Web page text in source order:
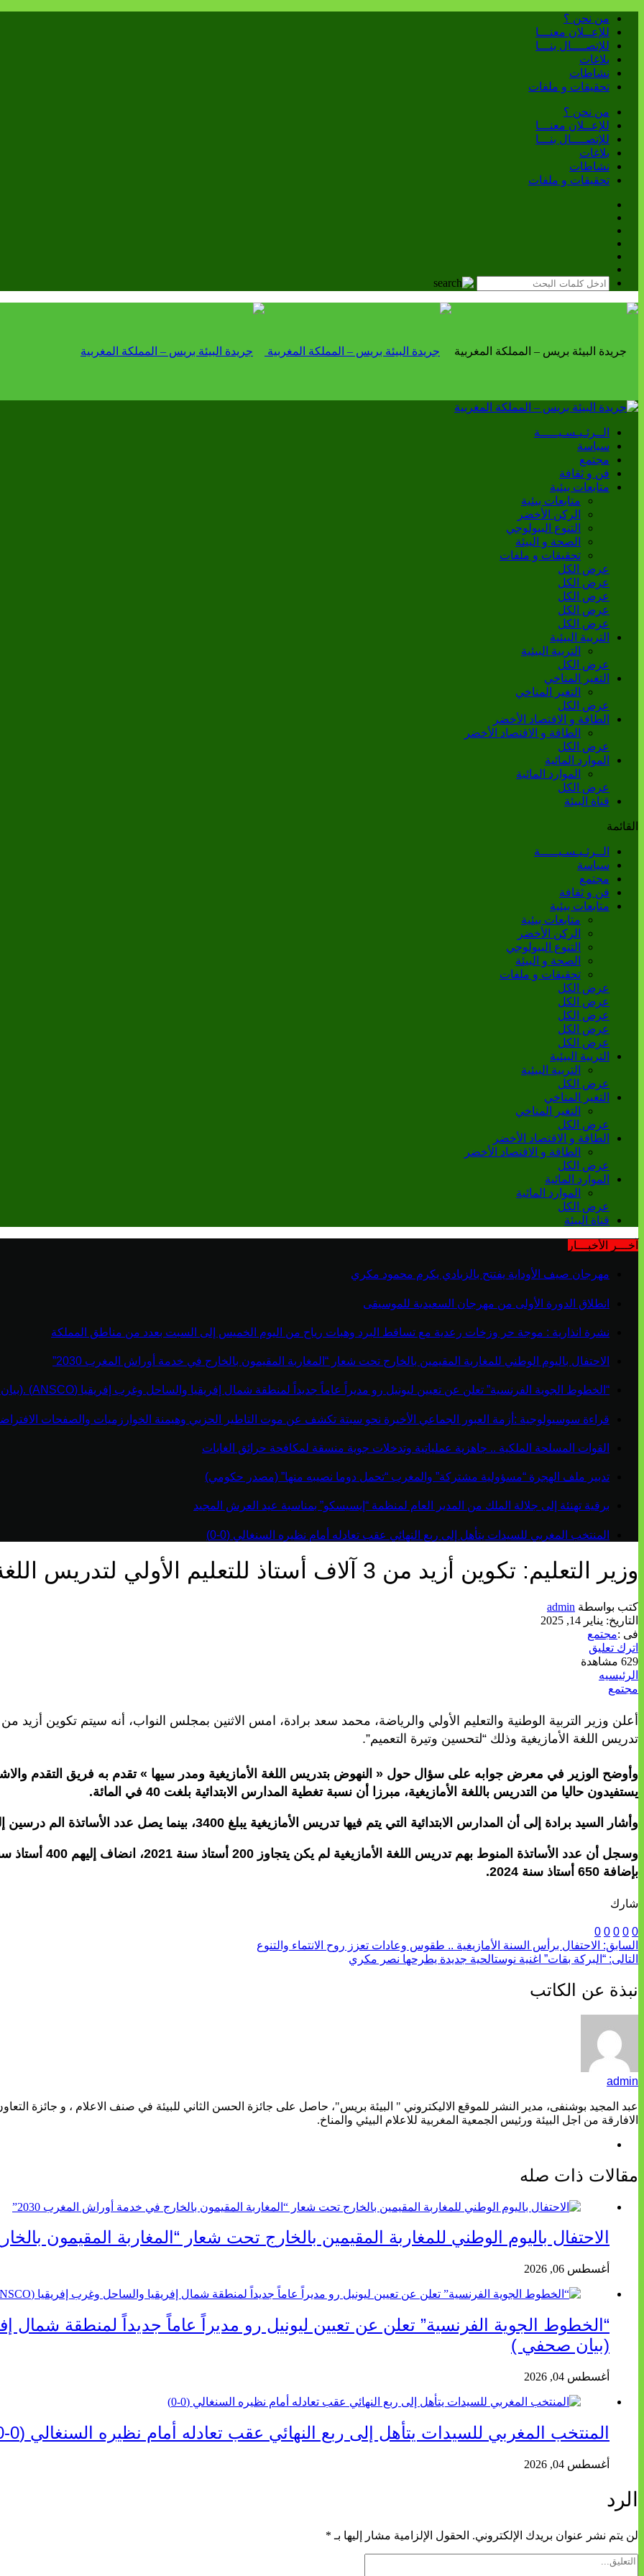
من نحن ؟
للإعــلان معنـــا
للإتصــــال بنـــا
بلاغات
نشاطات
تحقيقات و ملفات
من نحن ؟
للإعــلان معنـــا
للإتصــــال بنـــا
بلاغات
نشاطات
تحقيقات و ملفات
الــرئـيـسـيـــــة
سياسة
مجتمع
فن و ثقافة
متابعات بيئية
متابعات بيئية
الركن الأخضر
التنوع البيولوجي
الصحة و البيئة
تحقيقات و ملفات
عرض الكل
عرض الكل
عرض الكل
عرض الكل
عرض الكل
التربية البيئية
التربية البيئية
عرض الكل
التغير المناخي
التغير المناخي
عرض الكل
الطاقة و الاقتصاد الأخضر
الطاقة و الاقتصاد الأخضر
عرض الكل
الموارد المائية
الموارد المائية
عرض الكل
قناة البيئة
القائمة
الــرئـيـسـيـــــة
سياسة
مجتمع
فن و ثقافة
متابعات بيئية
متابعات بيئية
الركن الأخضر
التنوع البيولوجي
الصحة و البيئة
تحقيقات و ملفات
عرض الكل
عرض الكل
عرض الكل
عرض الكل
عرض الكل
التربية البيئية
التربية البيئية
عرض الكل
التغير المناخي
التغير المناخي
عرض الكل
الطاقة و الاقتصاد الأخضر
الطاقة و الاقتصاد الأخضر
عرض الكل
الموارد المائية
الموارد المائية
عرض الكل
قناة البيئة
آخـــر الأخبـــار
مهرجان صيف الأوداية يفتتح بالزبادي يكرم محمود مكري
انطلاق الدورة الأولى من مهرجان السعيدية للموسيقى
نشرة انذارية : موجة حر وزخات رعدية مع تساقط البرد وهبات رياح من اليوم الخميس إلى السبت بعدد من مناطق المملكة
الاحتفال باليوم الوطني للمغاربة المقيمين بالخارج تحت شعار “المغاربة المقيمون بالخارج في خدمة أوراش المغرب 2030”
“الخطوط الجوية الفرنسية” تعلن عن تعيين ليونيل رو مديراً عاماً جديداً لمنطقة شمال إفريقيا والساحل وغرب إفريقيا (ANSCO) .(بيان صحفي )
قراءة سوسيولوجية :أزمة العبور الجماعي الأخيرة نحو سبتة تكشف عن موت التاطير الحزبي وهيمنة الخوارزميات والصفحات
القوات المسلحة الملكية .. جاهزية عملياتية وتدخلات جوية منسقة لمكافحة حرائق الغابات
تدبير ملف الهجرة “مسؤولية مشتركة” والمغرب “تحمل دوما نصيبه منها” (مصدر حكومي)
برقية تهنئة إلى جلالة الملك من المدير العام لمنظمة “إيسيسكو” بمناسبة عيد العرش المجيد
المنتخب المغربي للسيدات يتأهل إلى ربع النهائي عقب تعادله أمام نظيره السنغالي (0-0)
وزير التعليم: تكوين أزيد من 3 آلاف أستاذ للتعليم الأولي لتدريس اللغة الأمازيغية
كتب بواسطة admin
التاريخ: يناير 14, 2025
فى :مجتمع
اترك تعليق
629 مشاهدة
الرئيسيه
مجتمع
تدريس اللغة الأمازيغية وذلك “لتحسين وتيرة التعميم”.
يستفيدون حاليا من التدريس باللغة الأمازيغية، مبرزا أن نسبة تغطية المدارس الابتدائية بلغت 40 في المائة.
وأشار السيد برادة إلى أن المدارس الابتدائية التي يتم فيها تدريس الأمازيغية يبلغ 3400، بينما يصل عدد الأساتذة الم درسين إلى 3400 أستاذ.
بإضافة 650 أستاذ سنة 2024.
شارك
0
0
0
0
0
السابق: الاحتفال برأس السنة الأمازيغية .. طقوس وعادات تعزز روح الانتماء والتنوع
التالى: “البركة بقات” اغنية نوستالحية جديدة يطرحها نصر مكري
نبذة عن الكاتب
admin
عبد المجيد بوشنفى، مدير النشر للموقع الاليكتروني " البيئة بريس"، حاصل على جائزة الحسن الثاني للبيئة في صنف الاعلام ، و جائزة
الافارقة من اجل البيئة ورئيس الجمعية المغربية للاعلام البيئي والمناخ.
مقالات ذات صله
الاحتفال باليوم الوطني للمغاربة المقيمين بالخارج تحت شعار “المغاربة المقيمون
أغسطس 06, 2026
(بيان صحفي )
أغسطس 04, 2026
المنتخب المغربي للسيدات يتأهل إلى ربع النهائي عقب تعادله أمام نظيره السنغالي (0-0)
أغسطس 04, 2026
الرد
لن يتم نشر عنوان بريدك الإلكتروني. الحقول الإلزامية مشار إليها بـ *